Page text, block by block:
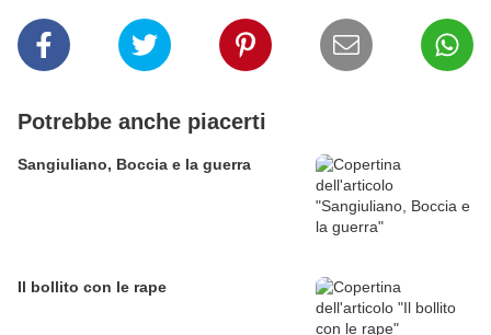
Potrebbe anche piacerti
Sangiuliano, Boccia e la guerra
Il bollito con le rape